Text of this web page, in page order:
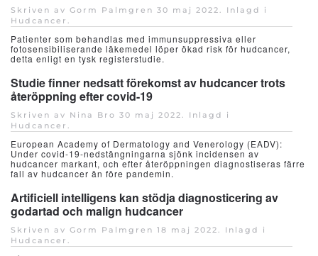
Skriven av Gorm Palmgren 30 maj 2022. Inlagd i
Hudcancer .
Patienter som behandlas med immunsuppressiva eller
fotosensibiliserande läkemedel löper ökad risk för hudcancer,
detta enligt en tysk registerstudie.
Studie finner nedsatt förekomst av hudcancer trots
återöppning efter covid-19
Skriven av Nina Bro 30 maj 2022. Inlagd i
Hudcancer .
European Academy of Dermatology and Venerology (EADV):
Under covid-19-nedstängningarna sjönk incidensen av
hudcancer markant, och efter återöppningen diagnostiseras färre
fall av hudcancer än före pandemin.
Artificiell intelligens kan stödja diagnosticering av
godartad och malign hudcancer
Skriven av Gorm Palmgren 18 maj 2022. Inlagd i
Hudcancer .